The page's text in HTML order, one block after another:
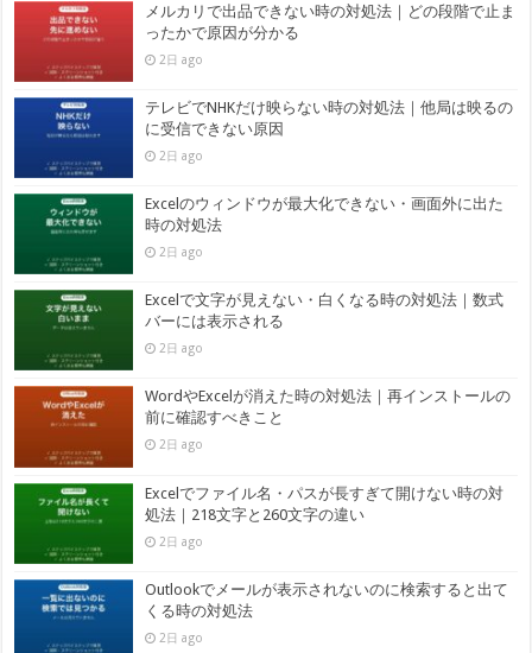
メルカリで出品できない時の対処法｜どの段階で止ま
ったかで原因が分かる
2日 ago
テレビでNHKだけ映らない時の対処法｜他局は映るの
に受信できない原因
2日 ago
Excelのウィンドウが最大化できない・画面外に出た
時の対処法
2日 ago
Excelで文字が見えない・白くなる時の対処法｜数式
バーには表示される
2日 ago
WordやExcelが消えた時の対処法｜再インストールの
前に確認すべきこと
2日 ago
Excelでファイル名・パスが長すぎて開けない時の対
処法｜218文字と260文字の違い
2日 ago
Outlookでメールが表示されないのに検索すると出て
くる時の対処法
2日 ago